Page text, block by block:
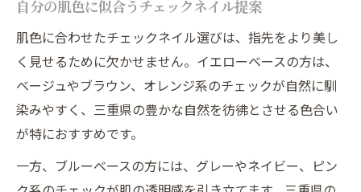
自分の肌色に似合うチェックネイル提案
肌色に合わせたチェックネイル選びは、指先をより美し
く見せるために欠かせません。イエローベースの方は、
ベージュやブラウン、オレンジ系のチェックが自然に馴
染みやすく、三重県の豊かな自然を彷彿とさせる色合い
が特におすすめです。
一方、ブルーベースの方には、グレーやネイビー、ピン